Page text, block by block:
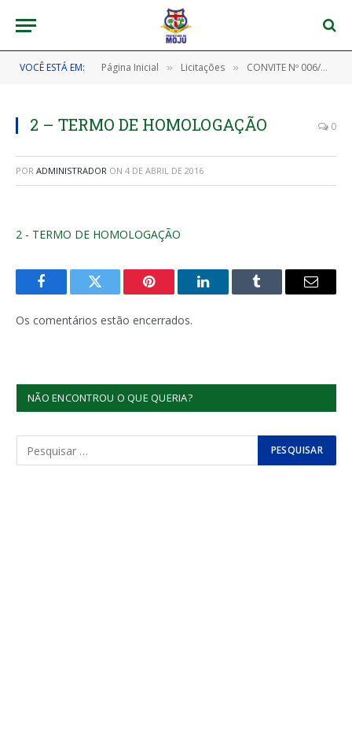
VOCÊ ESTÁ EM: Página Inicial » Licitações » CONVITE Nº 006/2015
2 – TERMO DE HOMOLOGAÇÃO 0
POR ADMINISTRADOR ON 4 DE ABRIL DE 2016
2 - TERMO DE HOMOLOGAÇÃO
FacebookTwitter Pinterest LinkedInTumblr
E-
Os comentários estão encerrados.
NÃO ENCONTROU O QUE QUERIA?